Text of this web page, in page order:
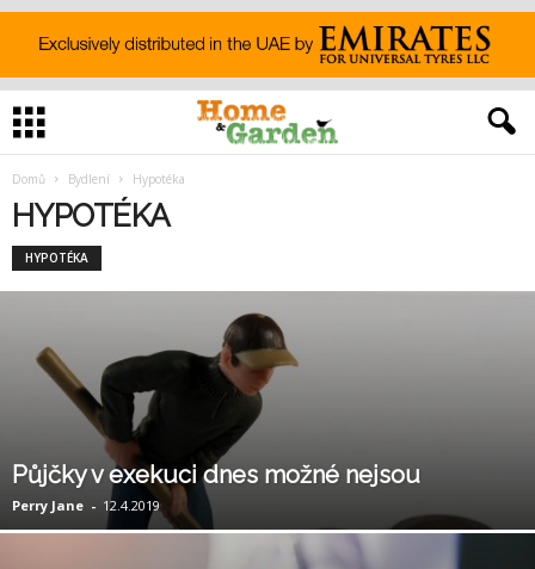
Domů Bydlení Hypotéka
HYPOTÉKA
HYPOTÉKA
Půjčky v exekuci dnes možné nejsou
Perry Jane - 12.4.2019